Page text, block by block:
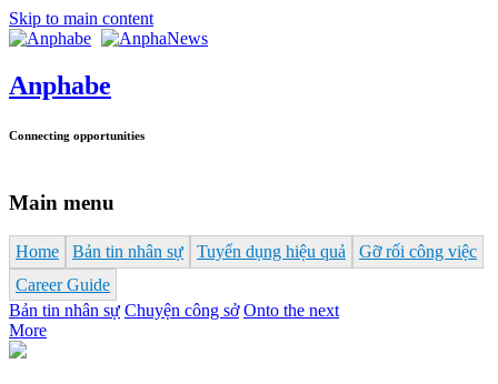
Skip to main content
Anphabe
Connecting opportunities
Main menu
Home Bản tin nhân sự Tuyển dụng hiệu quả
Gỡ rối công việc
Career Guide
Bản tin nhân sự Chuyện công sở Onto the next
More